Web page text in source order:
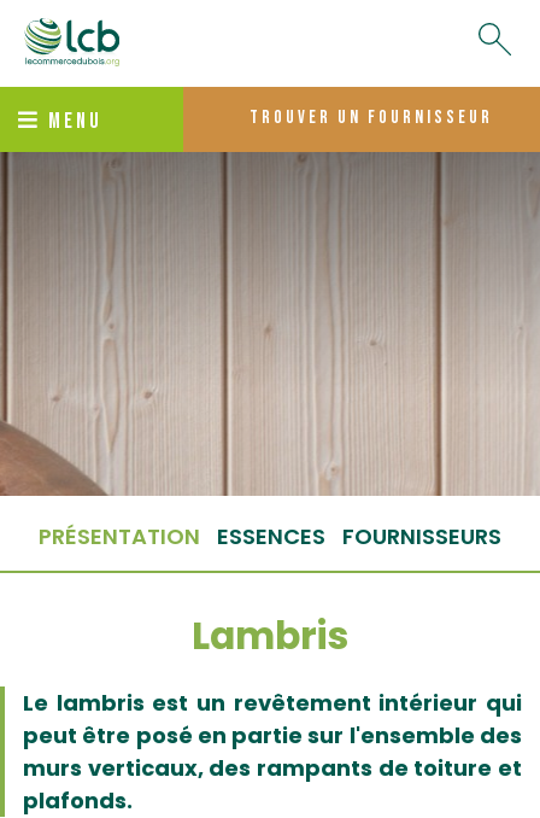
MENU trouver un fournisseur
PRÉSENTATION ESSENCES FOURNISSEURS
Lambris
Le lambris est un revêtement intérieur qui
peut être posé en partie sur l'ensemble des
murs verticaux, des rampants de toiture et
plafonds.